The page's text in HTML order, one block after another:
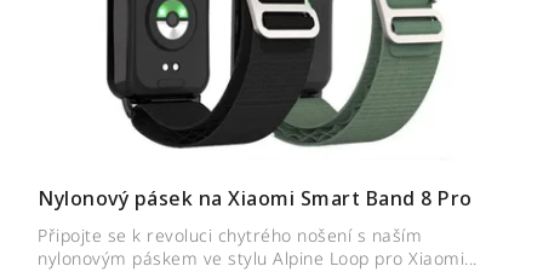
Nylonový pásek na Xiaomi Smart Band 8 Pro
Připojte se k revoluci chytrého nošení s naším
nylonovým páskem ve stylu Alpine Loop pro Xiaomi...